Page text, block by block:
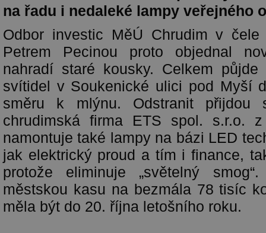
na řadu i nedaleké lampy veřejného
Odbor investic MěÚ Chrudim v
Petrem Pecinou proto objednal
nahradí staré kousky. Celkem
svítidel v Soukenické ulici pod Myší
směru k mlýnu. Odstranit přijdou
chrudimská firma ETS spol. s.r.o.
namontuje také lampy na bázi LED
jak elektrický proud a tím i finance,
protože eliminuje „světelný
městskou kasu na bezmála 78 tisíc
měla být do 20. října letošního roku.